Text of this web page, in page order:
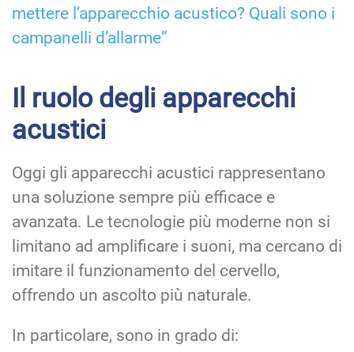
mettere l’apparecchio acustico? Quali sono i
campanelli d’allarme”
Il ruolo degli apparecchi
acustici
Oggi gli apparecchi acustici rappresentano
una soluzione sempre più efficace e
avanzata. Le tecnologie più moderne non si
limitano ad amplificare i suoni, ma cercano di
imitare il funzionamento del cervello,
offrendo un ascolto più naturale.
In particolare, sono in grado di: